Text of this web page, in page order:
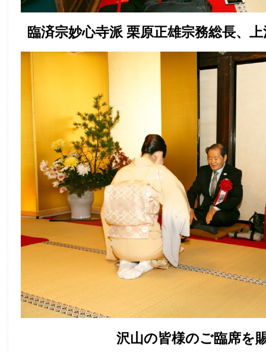
臨済宗妙心寺派 栗原正雄宗務総長、
沢山の皆様のご臨席を